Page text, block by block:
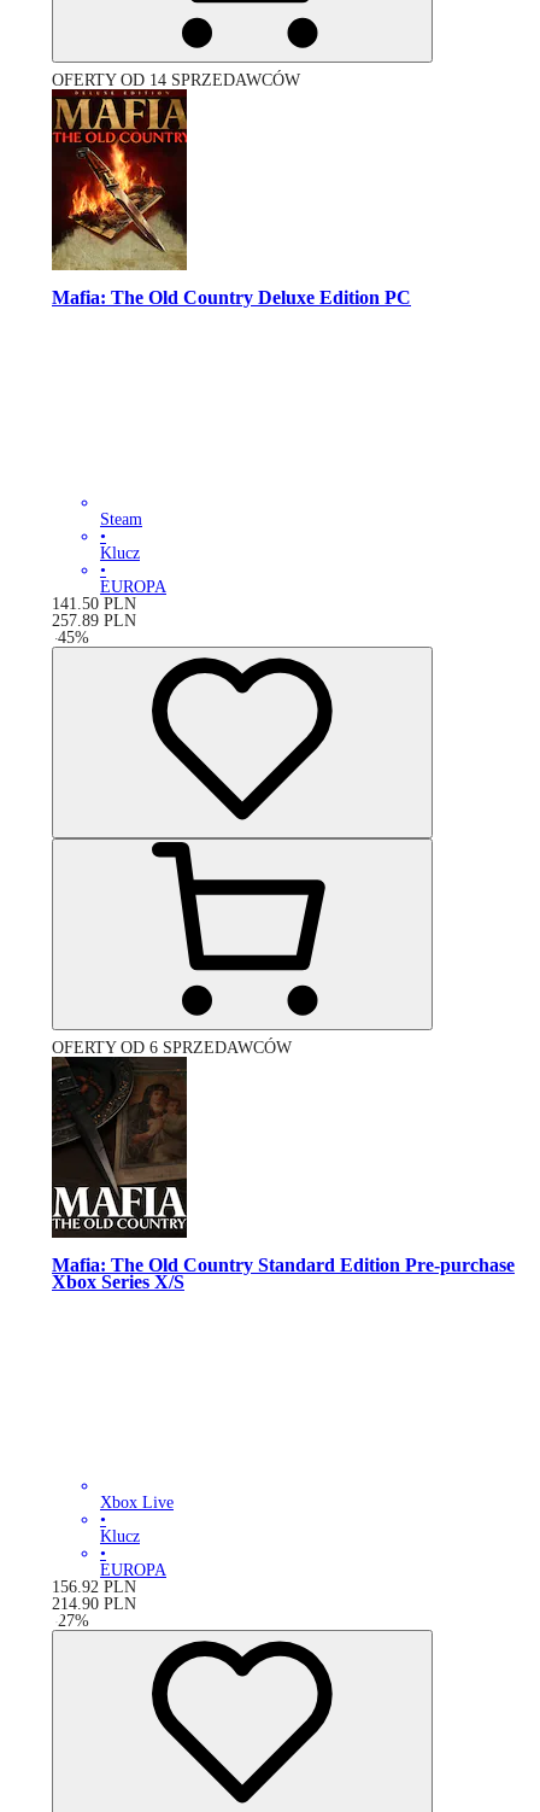
OFERTY OD 14 SPRZEDAWCÓW
Mafia: The Old Country Deluxe Edition PC
Steam
•
Klucz
•
EUROPA
141.50 PLN
257.89 PLN
-45%
OFERTY OD 6 SPRZEDAWCÓW
Mafia: The Old Country Standard Edition Pre-purchase
Xbox Series X/S
Xbox Live
•
Klucz
•
EUROPA
156.92 PLN
214.90 PLN
-27%